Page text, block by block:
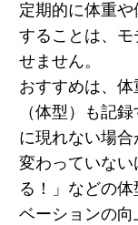
定期的に体重
することは、
せません。
おすすめは、 体
（体型）も記録
に現れない場
変わっていな
る！」などの
ベーションの向